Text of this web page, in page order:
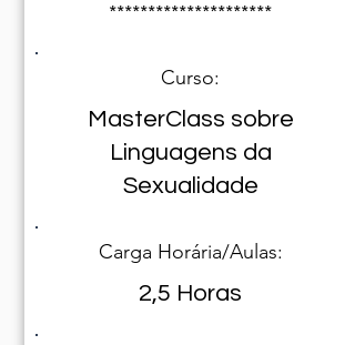
*********************
Curso:
MasterClass sobre
Linguagens da
Sexualidade
Carga Horária/Aulas:
2,5 Horas